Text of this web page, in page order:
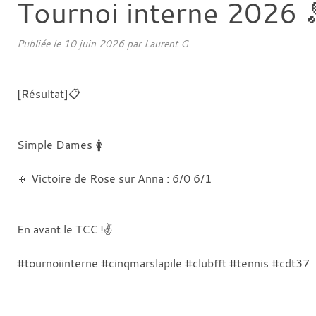
Tournoi interne 2026
Publiée le 10 juin 2026par Laurent G
[Résultat]📋
Simple Dames 🚺
🔸 Victoire de Rose sur Anna : 6/0 6/1
En avant le TCC !✌️
#tournoiinterne #cinqmarslapile #clubfft #tennis #cdt37